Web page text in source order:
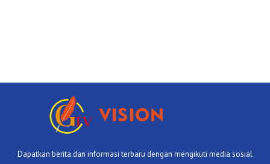
Dapatkan berita dan informasi terbaru dengan mengikuti media sosial